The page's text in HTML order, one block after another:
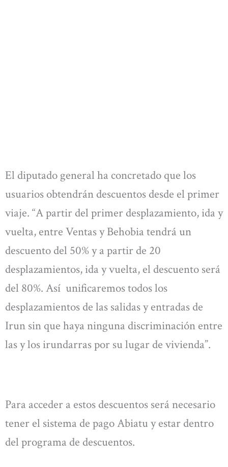
El diputado general ha concretado que los
usuarios obtendrán descuentos desde el primer
viaje. “A partir del primer desplazamiento, ida y
vuelta, entre Ventas y Behobia tendrá un
descuento del 50% y a partir de 20
desplazamientos, ida y vuelta, el descuento será
del 80%. Así unificaremos todos los
desplazamientos de las salidas y entradas de
Irun sin que haya ninguna discriminación entre
las y los irundarras por su lugar de vivienda”.
Para acceder a estos descuentos será necesario
tener el sistema de pago Abiatu y estar dentro
del programa de descuentos.